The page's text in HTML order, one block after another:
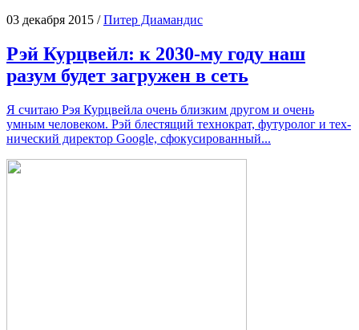
03 декабря 2015 /Питер Диамандис
Рэй Курцвейл: к 2030-му году наш
разум будет загружен в сеть
Я счи­таю Рэя Курцвей­ла очень близ­ким дру­гом и очень
умным чело­ве­ком. Рэй бле­стя­щий тех­но­крат, футу­ро­лог и тех­
ни­че­ский дирек­тор Google, сфокусированный...